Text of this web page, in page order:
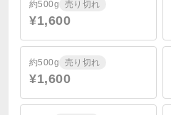
約500g 売り切れ
¥1,600
約500g 売り切れ
¥1,600